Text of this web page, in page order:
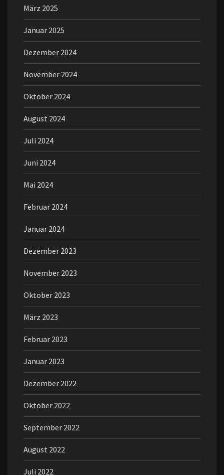
März 2025
Januar 2025
Dezember 2024
November 2024
Oktober 2024
August 2024
Juli 2024
Juni 2024
Mai 2024
Februar 2024
Januar 2024
Dezember 2023
November 2023
Oktober 2023
März 2023
Februar 2023
Januar 2023
Dezember 2022
Oktober 2022
September 2022
August 2022
Juli 2022